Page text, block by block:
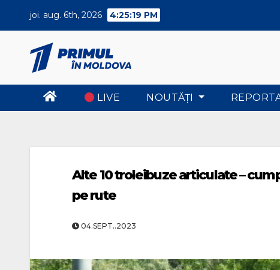
joi. aug. 6th, 2026 4:25:20 PM
LIVE NOUTĂŢI
Alte 10 troleibuze articulate –
pe rute
04.SEPT..2023